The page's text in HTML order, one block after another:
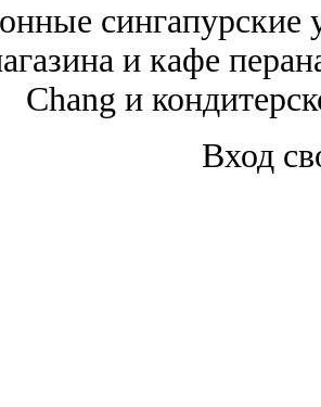
сингапурские
и кафе
Chang и
Вход